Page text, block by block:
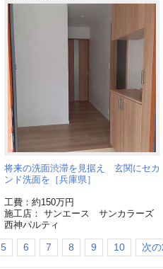
将来の洗面渋滞を見据え 玄関にセカ
ンド洗面を［兵庫県］
工費：約150万円
施工店： サンエース サンカラーズ
西神パルティ
5 6 7 8 9 10 次